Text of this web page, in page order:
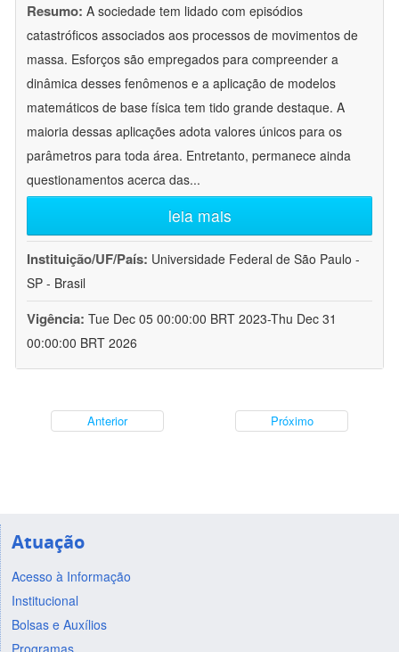
Resumo: A sociedade tem lidado com episódios
catastróficos associados aos processos de movimentos de
massa. Esforços são empregados para compreender a
dinâmica desses fenômenos e a aplicação de modelos
matemáticos de base física tem tido grande destaque. A
maioria dessas aplicações adota valores únicos para os
parâmetros para toda área. Entretanto, permanece ainda
questionamentos acerca das...
leia mais
Instituição/UF/País: Universidade Federal de São Paulo -
SP - Brasil
Vigência: Tue Dec 05 00:00:00 BRT 2023-Thu Dec 31
00:00:00 BRT 2026
Anterior Próximo
Atuação
Acesso à Informação
Institucional
Bolsas e Auxílios
Programas